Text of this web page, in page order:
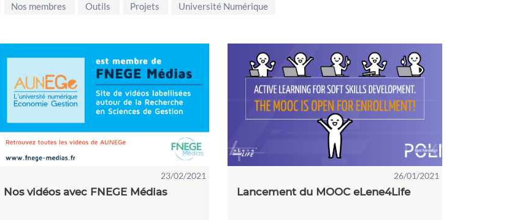
Nos membres Outils Projets Université Numérique
23/02/2021
Nos vidéos avec FNEGE Médias
26/01/2021
Lancement du MOOC eLene4Life